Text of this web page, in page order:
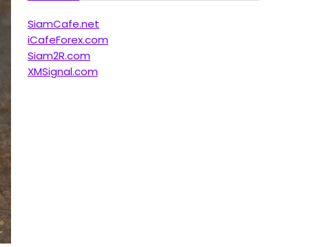
SiamCafe.net
iCafeForex.com
Siam2R.com
XMSignal.com